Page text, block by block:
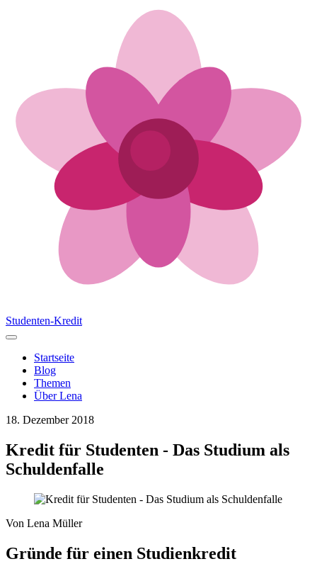
Studenten-Kredit
Startseite
Blog
Themen
Über Lena
18. Dezember 2018
Kredit für Studenten - Das Studium als
Schuldenfalle
Von Lena Müller
Gründe für einen Studienkredit